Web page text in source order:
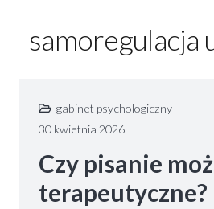
samoregulacja
gabinet psychologiczny
30 kwietnia 2026
Czy pisanie
terapeutyczne?